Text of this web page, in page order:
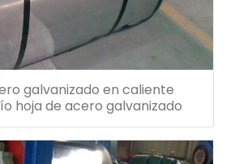
galvanizado en caliente
hoja de acero galvanizado